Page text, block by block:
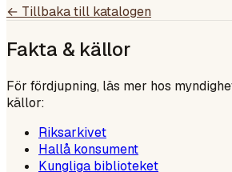
← Tillbaka till katalogen
Fakta & källor
För fördjupning, läs mer hos
källor:
Riksarkivet
Hallå konsument
Kungliga biblioteket